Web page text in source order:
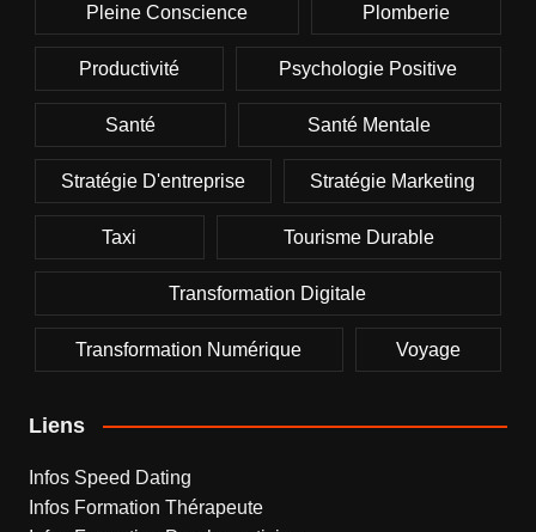
Pleine Conscience Plomberie
Productivité Psychologie Positive
Santé Santé Mentale
Stratégie D'entreprise Stratégie Marketing
Taxi Tourisme Durable
Transformation Digitale
Transformation Numérique Voyage
Liens
Infos Speed Dating
Infos Formation Thérapeute